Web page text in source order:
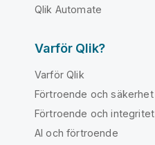
Qlik Automate
Varför Qlik?
Varför Qlik
Förtroende och säkerhet
Förtroende och integritet
AI och förtroende